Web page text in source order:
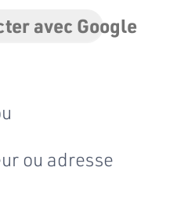
avec Google
ou adresse